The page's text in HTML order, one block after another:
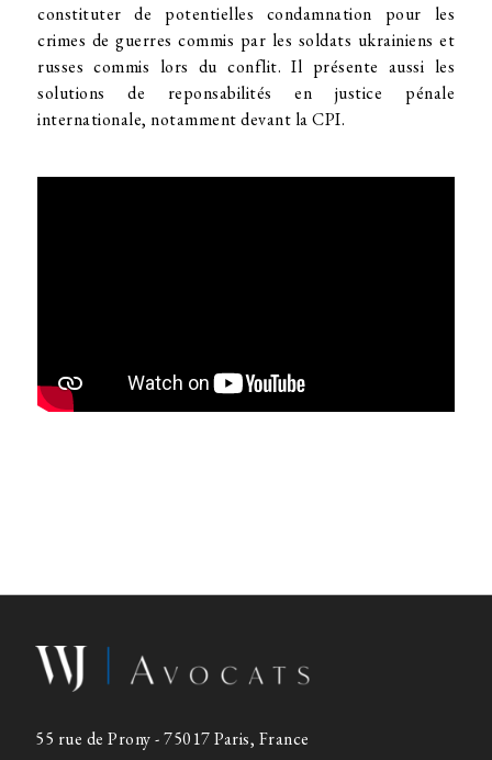
constituter de potentielles condamnation pour les
crimes de guerres commis par les soldats ukrainiens et
russes commis lors du conflit. Il présente aussi les
solutions de reponsabilités en justice pénale
internationale, notamment devant la CPI.
55 rue de Prony - 75017 Paris, France